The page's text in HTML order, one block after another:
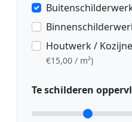
Houtwerk /
€15,00 / m²)
Te schilderen